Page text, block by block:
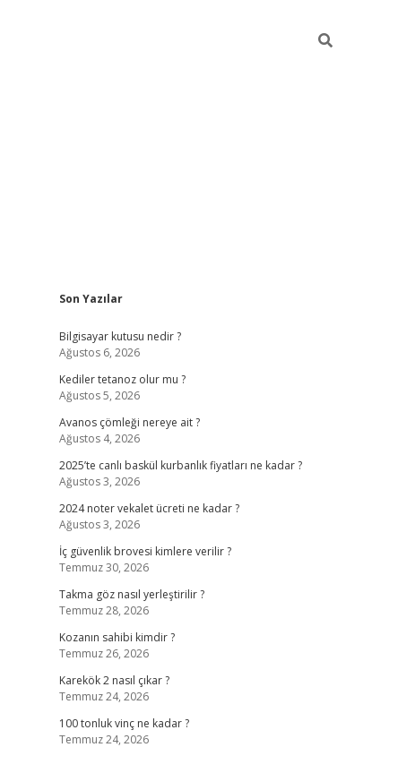
Sidebar
Son Yazılar
Bilgisayar kutusu nedir ?
Ağustos 6, 2026
Kediler tetanoz olur mu ?
Ağustos 5, 2026
Avanos çömleği nereye ait ?
Ağustos 4, 2026
2025’te canlı baskül kurbanlık fiyatları ne kadar ?
Ağustos 3, 2026
2024 noter vekalet ücreti ne kadar ?
Ağustos 3, 2026
İç güvenlik brovesi kimlere verilir ?
Temmuz 30, 2026
Takma göz nasıl yerleştirilir ?
Temmuz 28, 2026
Kozanın sahibi kimdir ?
Temmuz 26, 2026
Karekök 2 nasıl çıkar ?
Temmuz 24, 2026
100 tonluk vinç ne kadar ?
Temmuz 24, 2026